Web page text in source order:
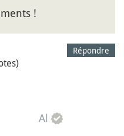
!
Répondre
Al